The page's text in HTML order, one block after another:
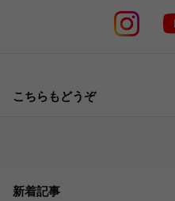
こちらもどうぞ
新着記事